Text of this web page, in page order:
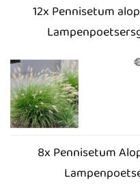
12x Pennisetum
8x Pennisetum